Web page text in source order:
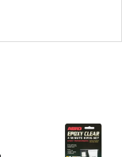
55759